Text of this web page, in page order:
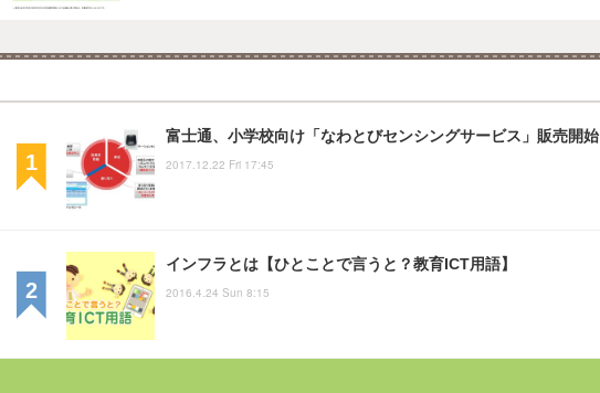
富士通、小学校向け「なわとびセンシングサービス」販売開始
2017.12.22 Fri 17:45
インフラとは【ひとことで言うと？教育ICT用語】
2016.4.24 Sun 8:15